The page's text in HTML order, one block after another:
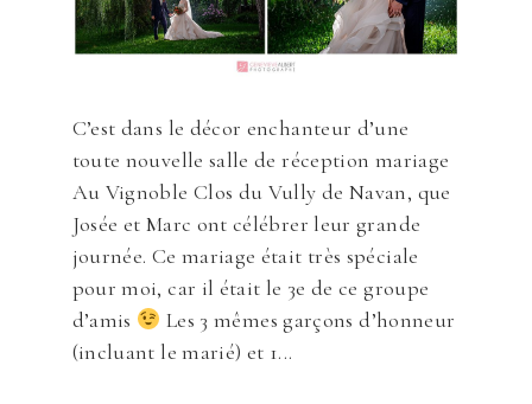
C’est dans le décor enchanteur d’une
toute nouvelle salle de réception mariage
Au Vignoble Clos du Vully de Navan, que
Josée et Marc ont célébrer leur grande
journée. Ce mariage était très spéciale
pour moi, car il était le 3e de ce groupe
d’amis
Les 3 mêmes garçons d’honneur
(incluant le marié) et 1...